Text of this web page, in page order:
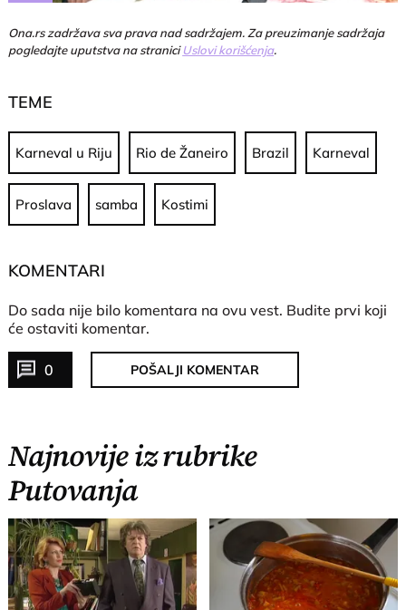
Ona.rs zadržava sva prava nad sadržajem. Za preuzimanje sadržaja
pogledajte uputstva na straniciUslovi korišćenja.
TEME
Karneval u Riju Rio de Žaneiro Brazil Karneval
Proslava samba Kostimi
KOMENTARI
Do sada nije bilo komentara na ovu vest. Budite prvi koji
će ostaviti komentar.
0 POŠALJI KOMENTAR
Najnovije iz rubrike
Putovanja